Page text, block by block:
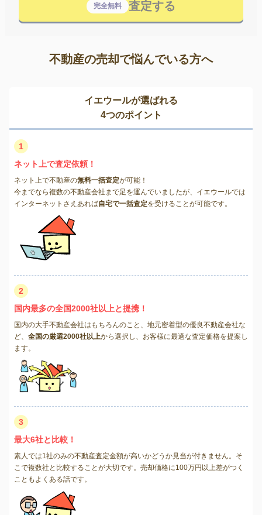
完全無料 査定する
不動産の売却で悩んでいる方へ
イエウールが選ばれる
4つのポイント
1
ネット上で査定依頼！
ネット上で不動産の無料一括査定が可能！
今までなら複数の不動産会社まで足を運んでいましたが、イエウールでは
インターネットさえあれば自宅で一括査定を受けることが可能です。
2
国内最多の全国2000社以上と提携！
国内の大手不動産会社はもちろんのこと、地元密着型の優良不動産会社な
ど、 全国の厳選2000社以上から選択し、お客様に最適な査定価格を提案し
ます。
3
最大6社と比較！
素人では1社のみの不動産査定金額が高いかどうか見当が付きません。そ
こで複数社と比較することが大切です。売却価格に100万円以上差がつく
こともよくある話です。